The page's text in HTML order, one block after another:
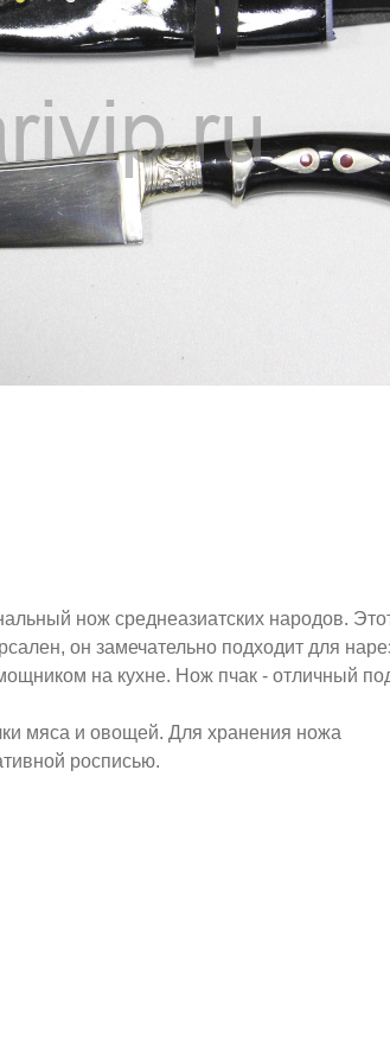
нож среднеазиатских народов.
он замечательно подходит для
на кухне. Нож пчак - отличный
мяса и овощей. Для хранения ножа
росписью.